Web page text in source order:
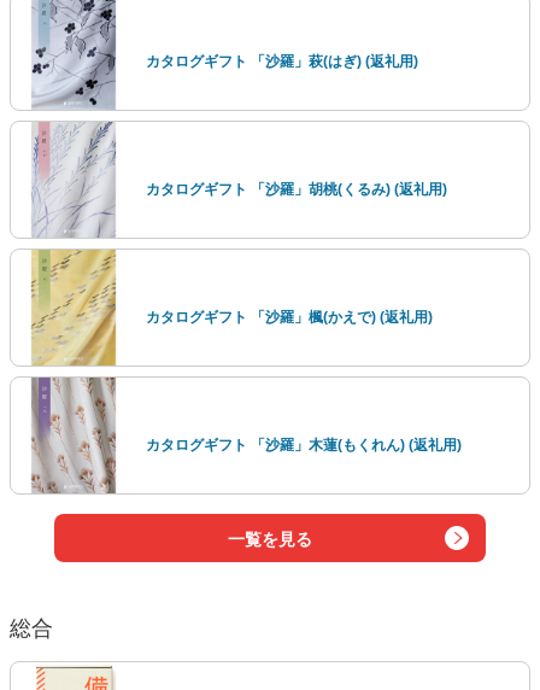
カタログギフト 「沙羅」萩(はぎ) (返礼用)
カタログギフト 「沙羅」胡桃(くるみ) (返礼用)
カタログギフト 「沙羅」楓(かえで) (返礼用)
カタログギフト 「沙羅」木蓮(もくれん) (返礼用)
一覧を見る
総合